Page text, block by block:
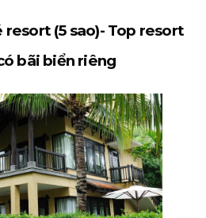
(5 sao)- Top resort
bãi biển riêng